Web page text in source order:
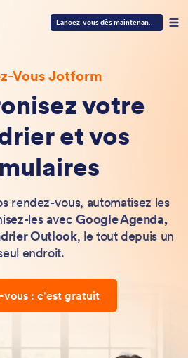
Lancez-vous dès maintenant— C'est
Vous Jotform
votre
et vos
rendez-vous, automatisez les
les avecGoogle Agenda,
Outlook, le tout depuis un
endroit.
vous : c'est gratuit